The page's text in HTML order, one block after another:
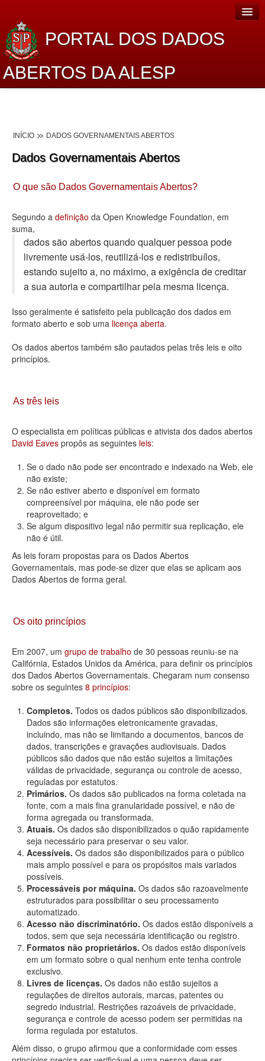
PORTAL DOS DADOS
ABERTOS DA ALESP
Lei de Acesso à Informação
Dados Governamentais Abertos
Planejamento
Catálogo de dados
Processo Legislativo
Deputados Estaduais
Administração
Legislação
Agenda
Contato
INÍCIO DADOS GOVERNAMENTAIS ABERTOS
Dados Governamentais Abertos
O que são Dados Governamentais Abertos?
Segundo a definição da Open Knowledge Foundation, em
suma,
dados são abertos quando qualquer pessoa pode
livremente usá-los, reutilizá-los e redistribuí­los,
estando sujeito a, no máximo, a exigência de creditar
a sua autoria e compartilhar pela mesma licença.
Isso geralmente é satisfeito pela publicação dos dados em
formato aberto e sob uma licença aberta.
Os dados abertos também são pautados pelas três leis e oito
princípios.
As três leis
O especialista em políticas públicas e ativista dos dados abertos
David Eaves propôs as seguintes leis:
Se o dado não pode ser encontrado e indexado na Web, ele
não existe;
Se não estiver aberto e disponível em formato
compreensível por máquina, ele não pode ser
reaproveitado; e
Se algum dispositivo legal não permitir sua replicação, ele
não é útil.
As leis foram propostas para os Dados Abertos
Governamentais, mas pode-se dizer que elas se aplicam aos
Dados Abertos de forma geral.
Os oito princípios
Em 2007, um grupo de trabalho de 30 pessoas reuniu-se na
Califórnia, Estados Unidos da América, para definir os princípios
dos Dados Abertos Governamentais. Chegaram num consenso
sobre os seguintes 8 princípios:
Completos. Todos os dados públicos são disponibilizados.
Dados são informações eletronicamente gravadas,
incluindo, mas não se limitando a documentos, bancos de
dados, transcrições e gravações audiovisuais. Dados
públicos são dados que não estão sujeitos a limitações
válidas de privacidade, segurança ou controle de acesso,
reguladas por estatutos.
Primários. Os dados são publicados na forma coletada na
fonte, com a mais fina granularidade possível, e não de
forma agregada ou transformada.
Atuais. Os dados são disponibilizados o quão rapidamente
seja necessário para preservar o seu valor.
Acessíveis. Os dados são disponibilizados para o público
mais amplo possível e para os propósitos mais variados
possíveis.
Processáveis por máquina. Os dados são razoavelmente
estruturados para possibilitar o seu processamento
automatizado.
Acesso não discriminatório. Os dados estão disponíveis a
todos, sem que seja necessária identificação ou registro.
Formatos não proprietários. Os dados estão disponíveis
em um formato sobre o qual nenhum ente tenha controle
exclusivo.
Livres de licenças. Os dados não estão sujeitos a
regulações de direitos autorais, marcas, patentes ou
segredo industrial. Restrições razoáveis de privacidade,
segurança e controle de acesso podem ser permitidas na
forma regulada por estatutos.
Além disso, o grupo afirmou que a conformidade com esses